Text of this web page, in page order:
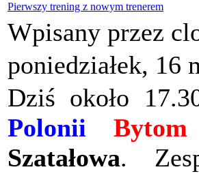
Pierwszy trening z nowym trenerem
Wpisany przez
poniedziałek, 16
Dziś około
Polonii
Bytom
Szatałowa.